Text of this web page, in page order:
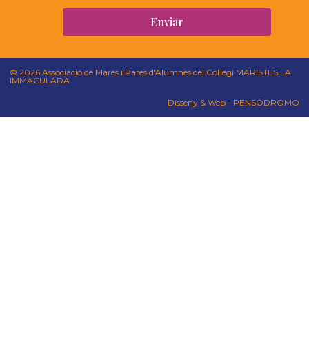
Enviar
© 2026 Associació de Mares i Pares d'Alumnes del Col·legi MARISTES LA
IMMACULADA
Disseny & Web - PENSÓDROMO